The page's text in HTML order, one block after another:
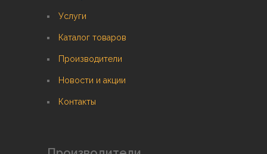
Услуги
Каталог товаров
Производители
Новости и акции
Контакты